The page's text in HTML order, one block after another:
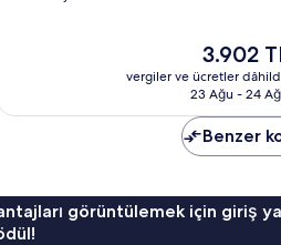
Güncel
fiyat:
3.902 TL
3.902
vergiler ve ücretler
23 Ağu - 24
Benzer
görüntülemek için giriş